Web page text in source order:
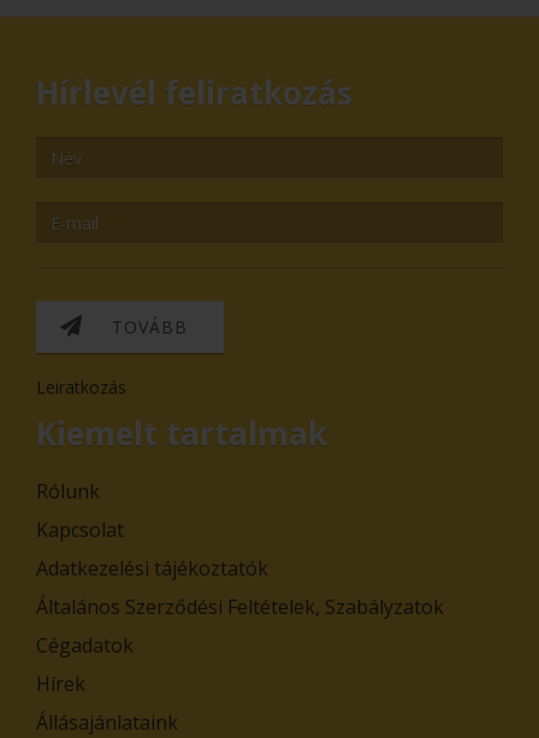
Hírlevél feliratkozás
TOVÁBB
Leiratkozás
Kiemelt tartalmak
Rólunk
Kapcsolat
Adatkezelési tájékoztatók
Általános Szerződési Feltételek, Szabályzatok
Cégadatok
Hírek
Állásajánlataink